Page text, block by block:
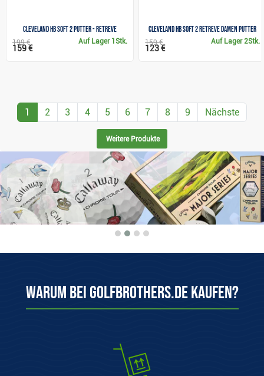
Cleveland HB SOFT 2 putter - RETREVE
Auf Lager 1Stk.
199 €
159 €
Cleveland HB Soft 2 RETREVE Damen Putter
Auf Lager 2Stk.
159 €
123 €
1 2 3 4 5 6 7 8 9 Nächste
Weitere Produkte
Warum bei Golfbrothers.de kaufen?